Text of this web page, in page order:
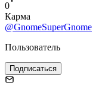
0
Карма
@GnomeSuperGnome
Пользователь
Подписаться